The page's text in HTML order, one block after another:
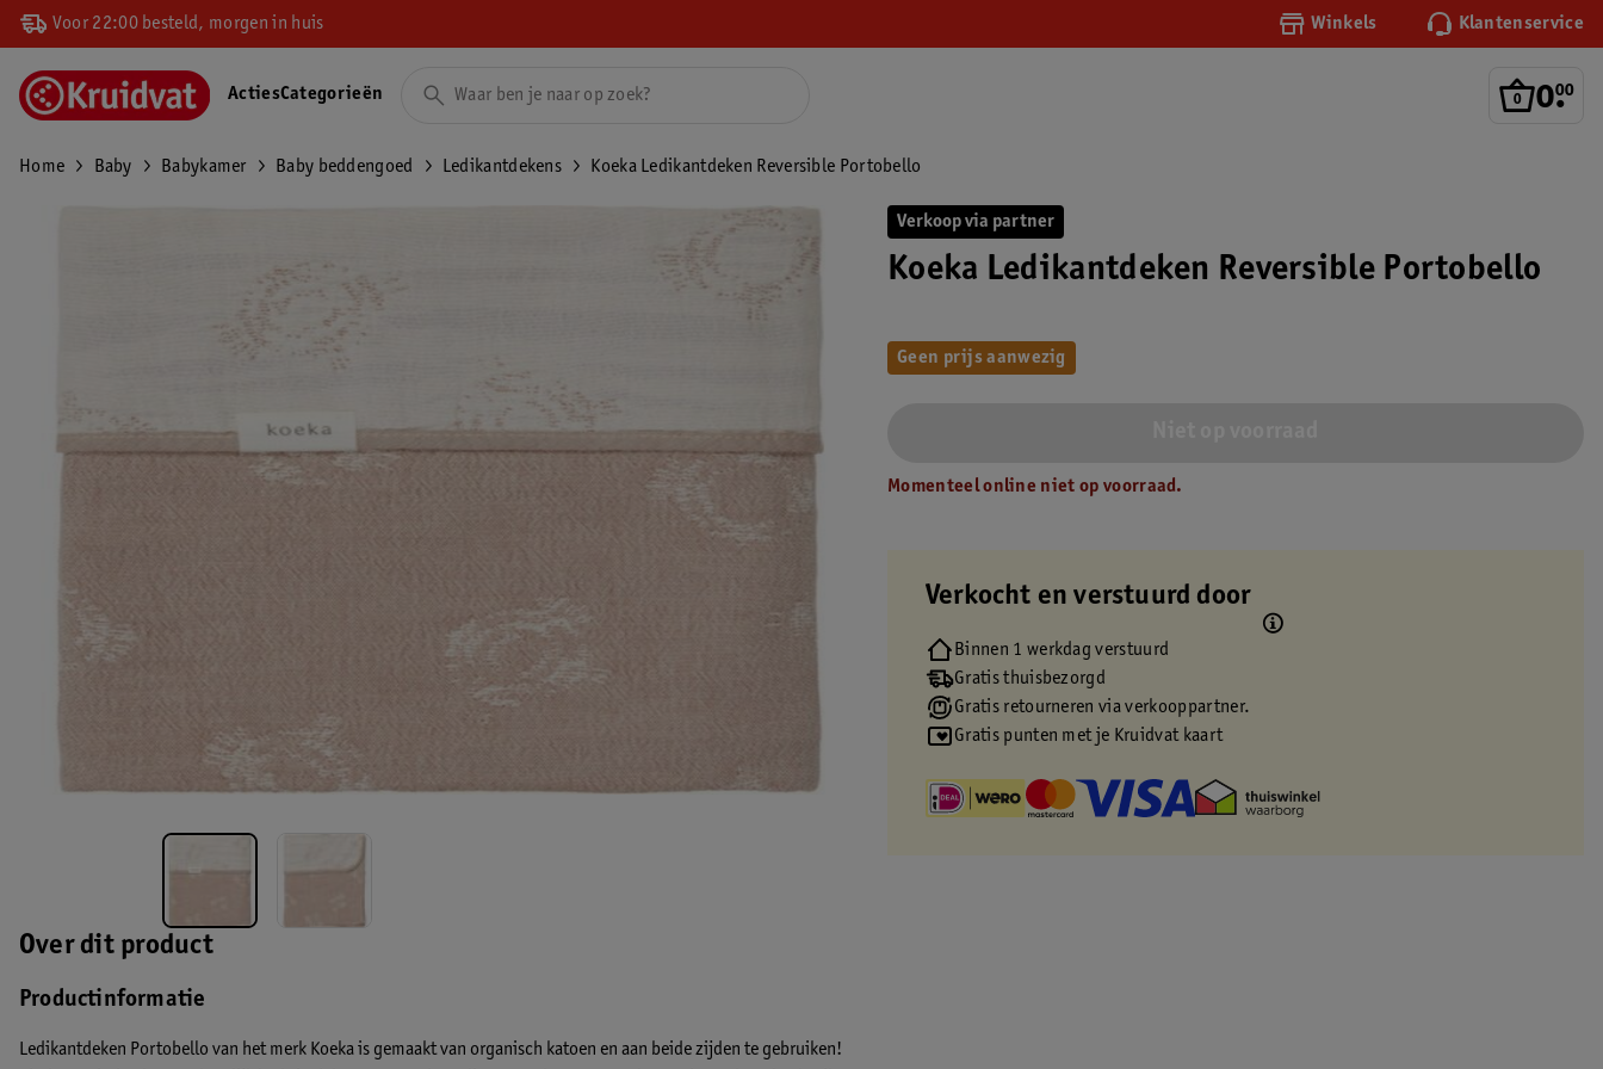
Voor 22:00 besteld, morgen in huis Winkels Klantenservice
0.
00
ActiesCategorieën
Home Baby Babykamer Baby beddengoed Ledikantdekens Koeka Ledikantdeken Reversible Portobello
Over dit product
Productinformatie
Ledikantdeken Portobello van het merk Koeka is gemaakt van organisch katoen en aan beide zijden te gebruiken!
Verkoop via partner
Koeka Ledikantdeken Reversible Portobello
Geen prijs aanwezig
Momenteel online niet op voorraad.
Verkocht en verstuurd door
Binnen 1 werkdag verstuurd
Gratis thuisbezorgd
Gratis retourneren via verkooppartner.
Gratis punten met je Kruidvat kaart